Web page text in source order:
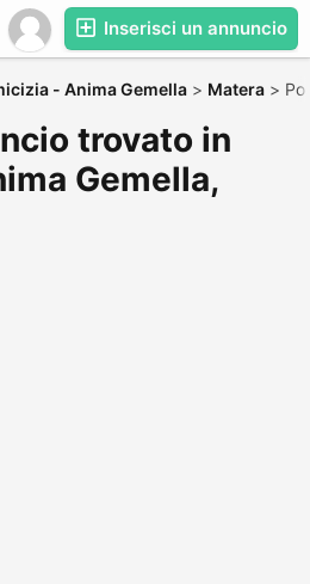
Inserisci un annuncio
- Anima Gemella > Matera >
trovato in
Gemella,